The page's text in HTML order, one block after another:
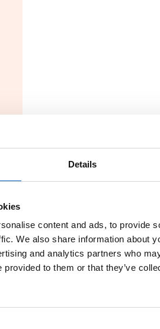
Details
content and ads, to provide
We also share information about
and analytics partners who
provided to them or that they’ve